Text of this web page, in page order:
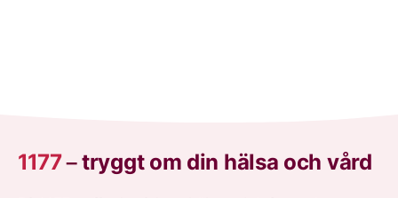
1177–tryggt om din hälsa och vård